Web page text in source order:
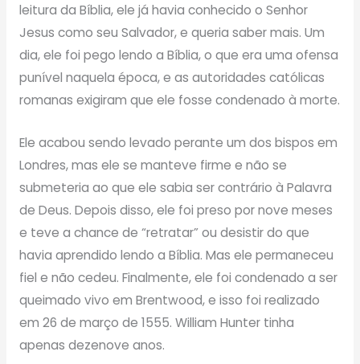
leitura da Bíblia, ele já havia conhecido o Senhor
Jesus como seu Salvador, e queria saber mais. Um
dia, ele foi pego lendo a Bíblia, o que era uma ofensa
punível naquela época, e as autoridades católicas
romanas exigiram que ele fosse condenado à morte.
Ele acabou sendo levado perante um dos bispos em
Londres, mas ele se manteve firme e não se
submeteria ao que ele sabia ser contrário à Palavra
de Deus. Depois disso, ele foi preso por nove meses
e teve a chance de “retratar” ou desistir do que
havia aprendido lendo a Bíblia. Mas ele permaneceu
fiel e não cedeu. Finalmente, ele foi condenado a ser
queimado vivo em Brentwood, e isso foi realizado
em 26 de março de 1555. William Hunter tinha
apenas dezenove anos.